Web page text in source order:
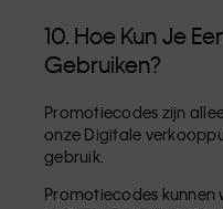
10. Hoe Kun Je
Gebruiken?
Promotiecodes zijn
onze Digitale
gebruik.
Promotiecodes